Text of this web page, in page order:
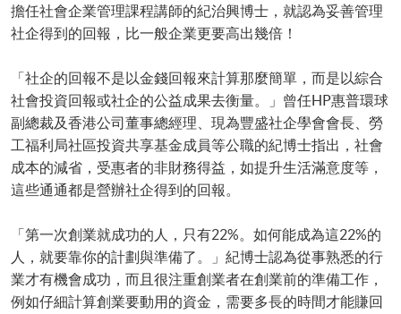
擔任社會企業管理課程講師的紀治興博士，就認為妥善管理
社企得到的回報，比一般企業更要高出幾倍！
「社企的回報不是以金錢回報來計算那麼簡單，而是以綜合
社會投資回報或社企的公益成果去衡量。」曾任HP惠普環球
副總裁及香港公司董事總經理、現為豐盛社企學會會長、勞
工福利局社區投資共享基金成員等公職的紀博士指出，社會
成本的減省，受惠者的非財務得益，如提升生活滿意度等，
這些通通都是營辦社企得到的回報。
「第一次創業就成功的人，只有22%。如何能成為這22%的
人，就要靠你的計劃與準備了。」紀博士認為從事熟悉的行
業才有機會成功，而且很注重創業者在創業前的準備工作，
例如仔細計算創業要動用的資金，需要多長的時間才能賺回